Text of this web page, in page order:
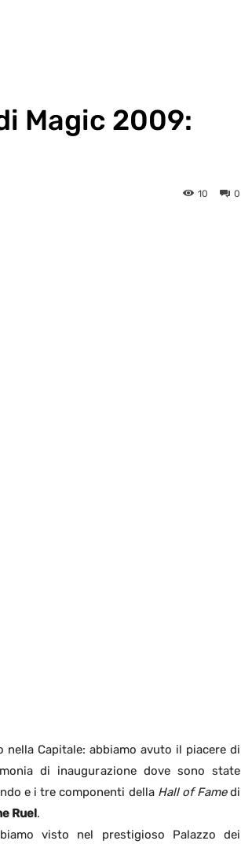
Magic 2009:
0
10
Capitale: abbiamo avuto il piacere di
di inaugurazione dove sono state
e i tre componenti della Hall of Famedi
Ruel.
visto nel prestigioso Palazzo dei